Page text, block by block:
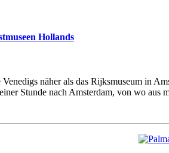
Hollands
näher als das Rijksmuseum in
Stunde nach Amsterdam, von wo aus